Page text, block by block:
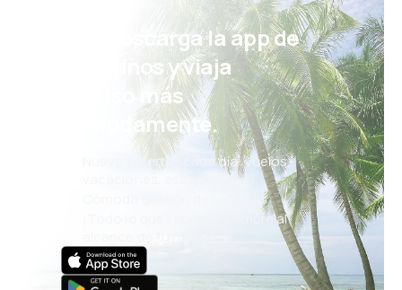
¡Eh! Descarga la app de
eDestinos y viaja
incluso más
cómodamente.
Nuevas ofertas cada día: vuelos,
vacaciones, escapadas
Cómoda gestión de reservas
¡Todo lo que importa, siempre al